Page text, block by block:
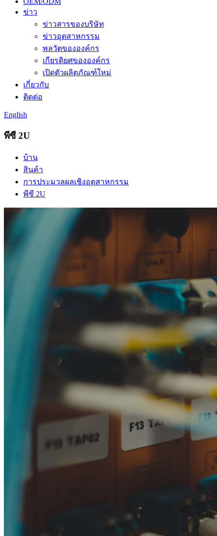
ข่าว
ข่าวสารของบริษัท
ข่าวอุตสาหกรรม
พลวัตขององค์กร
เกียรติยศขององค์กร
เปิดตัวผลิตภัณฑ์ใหม่
เกี่ยวกับ
ติดต่อ
English
พีซี 2U
บ้าน
สินค้า
การประมวลผลเชิงอุตสาหกรรม
พีซี 2U